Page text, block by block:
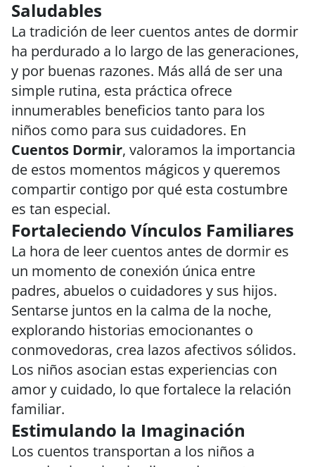
Saludables
La tradición de leer cuentos antes de dormir
ha perdurado a lo largo de las generaciones,
y por buenas razones. Más allá de ser una
simple rutina, esta práctica ofrece
innumerables beneficios tanto para los
niños como para sus cuidadores. En
Cuentos Dormir, valoramos la importancia
de estos momentos mágicos y queremos
compartir contigo por qué esta costumbre
es tan especial.
Fortaleciendo Vínculos Familiares
La hora de leer cuentos antes de dormir es
un momento de conexión única entre
padres, abuelos o cuidadores y sus hijos.
Sentarse juntos en la calma de la noche,
explorando historias emocionantes o
conmovedoras, crea lazos afectivos sólidos.
Los niños asocian estas experiencias con
amor y cuidado, lo que fortalece la relación
familiar.
Estimulando la Imaginación
Los cuentos transportan a los niños a